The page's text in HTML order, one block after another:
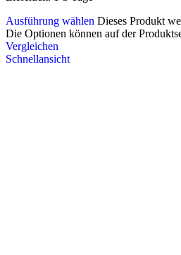
Ausführung wählen Dieses Produkt
Die Optionen können auf der
Vergleichen
Schnellansicht